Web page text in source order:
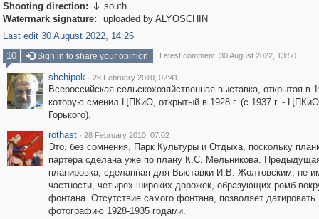
Shooting direction:  south
Watermark signature:
uploaded by ALYOSCHIN
Last edit 30 August 2022, 14:26
10
Sign in to share your opinion Latest comment: 30 August 2022, 13:50
shchipok · 28 February 2010, 02:41
Всероссийская сельскохозяйственная выставка, открытая в
которую сменил ЦПКиО, открытый в 1928 г. (с 1937 г. -
Горького).
rothast · 28 February 2010, 07:02
Это, без сомнения, Парк Культуры и Отдыха, поскольку
партера сделана уже по плану К.С. Мельникова.
планировка, сделанная для Выставки И.В. Жолтовским, не
частности, четырех широких дорожек, образующих ромб
фонтана. Отсутствие самого фонтана, позволяет датировать
фотографию 1928-1935 годами.